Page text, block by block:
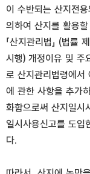
이 수반되는 산지전
의하여 산지를 활용
「산지관리법」 (법
시행) 개정이유 및 주
로 산지관리법령에서
에 관한 사항을 추가
화함으로써 산지일시
일시사용신고를 도입
다.